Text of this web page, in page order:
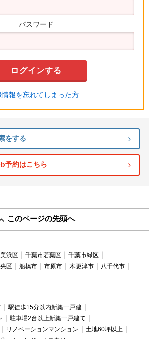
パスワード
報を忘れてしまった方
をする
予約はこちら
このページの先頭へ
浜区 千葉市若葉区
千葉市緑区
区 船橋市 市原市 木更津市
八千代市
駅徒歩15分以内新築一戸建
駐車場2台以上新築一戸建て
リノベーションマンション
土地60坪以上